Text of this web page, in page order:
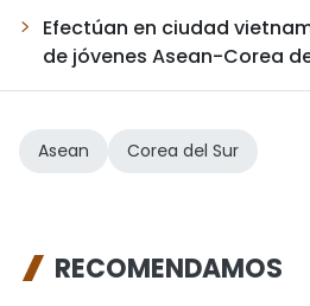
Efectúan en ciudad
de jóvenes Asean-Corea
Asean Corea del Sur
RECOMENDAMOS